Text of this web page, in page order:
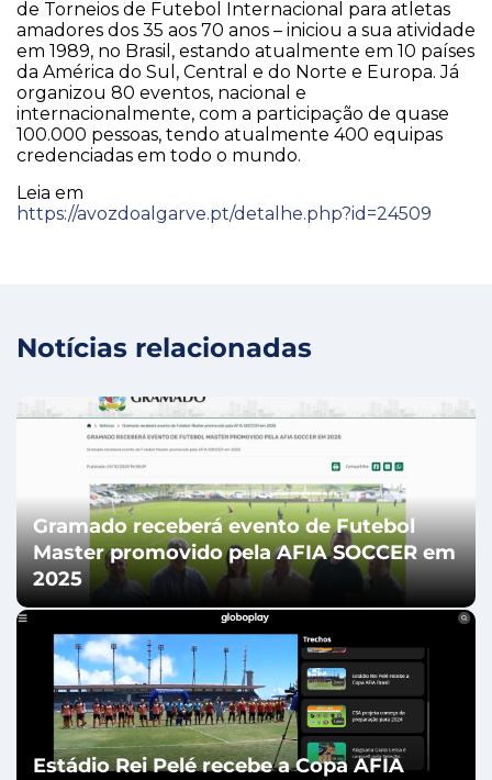
de Torneios de Futebol Internacional para atletas
amadores dos 35 aos 70 anos – iniciou a sua atividade
em 1989, no Brasil, estando atualmente em 10 países
da América do Sul, Central e do Norte e Europa. Já
organizou 80 eventos, nacional e
internacionalmente, com a participação de quase
100.000 pessoas, tendo atualmente 400 equipas
credenciadas em todo o mundo.
Leia em
https://avozdoalgarve.pt/detalhe.php?id=24509
Notícias relacionadas
Gramado receberá evento de Futebol
Master promovido pela AFIA SOCCER em
2025
Estádio Rei Pelé recebe a Copa AFIA